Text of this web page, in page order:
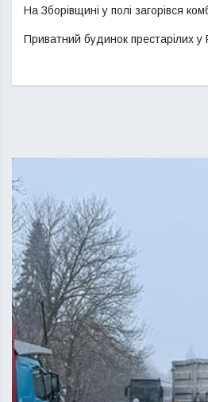
На Зборівщині у полі загорівся
Приватний будинок престарілих у